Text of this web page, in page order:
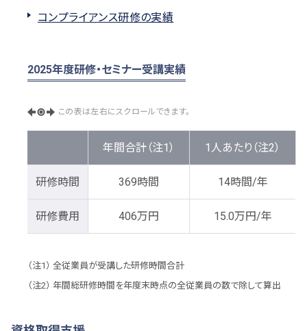
コンプライアンス研修の実績
2025年度研修・セミナー受講実績
この表は左右にスクロールできます。
年間合計（注1） 1人あたり（注2）
研修時間 369時間 14時間/年
研修費用 406万円 15.0万円/年
全従業員が受講した研修時間合計
年間総研修時間を年度末時点の全従業員の数で除して算出